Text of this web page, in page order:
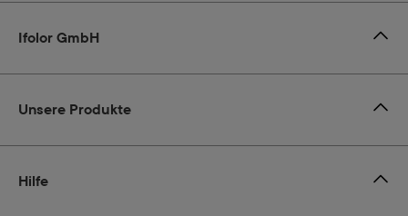
Ifolor GmbH
Unsere Produkte
Hilfe